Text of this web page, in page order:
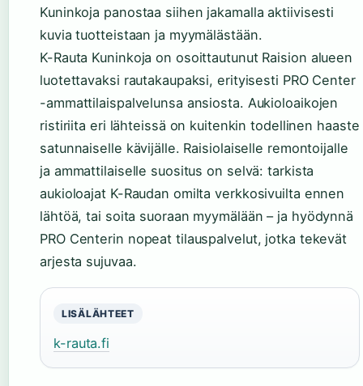
Kuninkoja panostaa siihen jakamalla aktiivisesti
kuvia tuotteistaan ja myymälästään.
K-Rauta Kuninkoja on osoittautunut Raision alueen
luotettavaksi rautakaupaksi, erityisesti PRO Center
-ammattilaispalvelunsa ansiosta. Aukioloaikojen
ristiriita eri lähteissä on kuitenkin todellinen haaste
satunnaiselle kävijälle. Raisiolaiselle remontoijalle
ja ammattilaiselle suositus on selvä: tarkista
aukioloajat K-Raudan omilta verkkosivuilta ennen
lähtöä, tai soita suoraan myymälään – ja hyödynnä
PRO Centerin nopeat tilauspalvelut, jotka tekevät
arjesta sujuvaa.
LISÄLÄHTEET
k-rauta.fi